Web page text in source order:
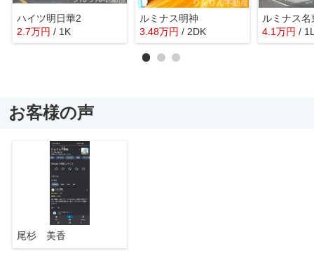
ハイツ明日華2
2.7万円 / 1K
ルミナス明神
3.48万円 / 2DK
ルミナス
4.1万円 /
お客様の声
尾杉 美香